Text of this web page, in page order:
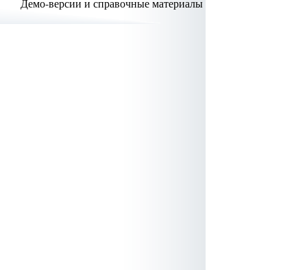
Демо-версии и справочные материалы